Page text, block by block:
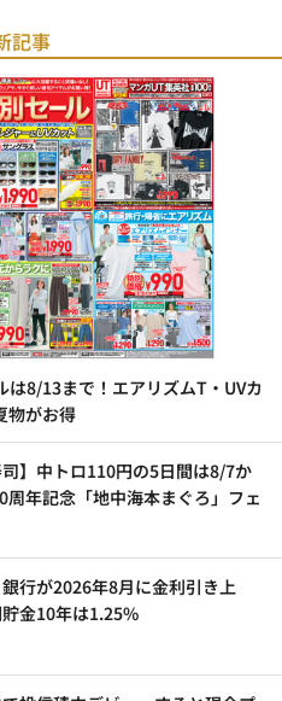
記事
は8/13まで！エアリズムT・UVカ
物がお得
司】中トロ110円の5日間は8/7か
周年記念「地中海本まぐろ」フェ
行が2026年8月に金利引き上
金10年は1.25%